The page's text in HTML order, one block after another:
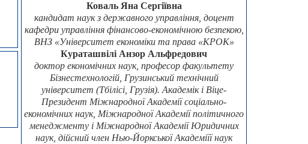
Коваль Яна Сергіївна
кандидат наук з державного управління, доцент
кафедри управління фінансово-економічною безпекою,
ВНЗ «Університет економіки та права «КРОК»
Кураташвілі Анзор Альфредович
доктор економічних наук, професор факультету
Бізнестехнологій, Грузинський технічний
університет (Тбілісі, Грузія). Академік і Віце-
Президент Міжнародної Академії соціально-
економічних наук, Міжнародної Академії політичного
менеджменту і Міжнародної Академії Юридичних
наук, дійсний член Нью-Йоркської Академіїї наук